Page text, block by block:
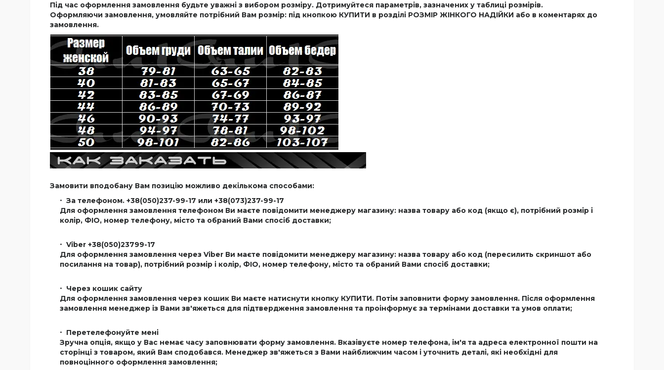
Під час оформлення замовлення будьте уважні з вибором розміру. Дотримуйтеся параметрів, зазначених у таблиці розмірів.
Оформляючи замовлення, умовляйте потрібний Вам розмір: під кнопкою КУПИТИ в розділі РОЗМІР ЖІНКОГО НАДІЙКИ або в коментарях до
замовлення.
Замовити вподобану Вам позицію можливо декількома способами:
За телефоном. +38(050)237-99-17 или +38(073)237-99-17
Для оформлення замовлення телефоном Ви маєте повідомити менеджеру магазину: назва товару або код (якщо є), потрібний розмір і
колір, ФІО, номер телефону, місто та обраний Вами спосіб доставки;
Viber +38(050)23799-17
Для оформлення замовлення через Viber Ви маєте повідомити менеджеру магазину: назва товару або код (пересилить скриншот або
посилання на товар), потрібний розмір і колір, ФІО, номер телефону, місто та обраний Вами спосіб доставки;
Через кошик сайту
Для оформлення замовлення через кошик Ви маєте натиснути кнопку КУПИТИ. Потім заповнити форму замовлення. Після оформлення
замовлення менеджер із Вами зв'яжеться для підтвердження замовлення та проінформує за термінами доставки та умов оплати;
Перетелефонуйте мені
Зручна опція, якщо у Вас немає часу заповнювати форму замовлення. Вказівуєте номер телефона, ім'я та адреса електронної пошти на
сторінці з товаром, який Вам сподобався. Менеджер зв'яжеться з Вами найближчим часом і уточнить деталі, які необхідні для
повноцінного оформлення замовлення;